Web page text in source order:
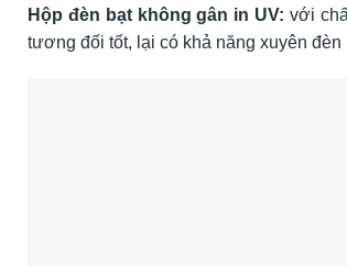
Hộp đèn bạt không gân in UV: với
tương đối tốt, lại có khả năng xuyên